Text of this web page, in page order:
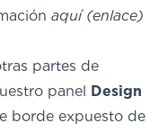
aquí (enlace)
partes de
panel Design
borde expuesto de